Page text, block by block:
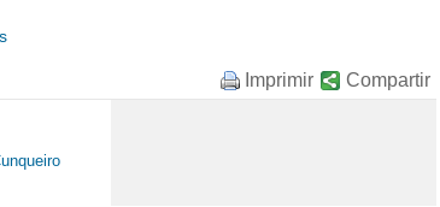
Compartir
Imprimir